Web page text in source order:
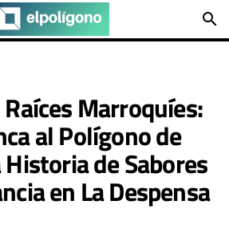
search
Marroquíes:
al Polígono de
de Sabores
en La Despensa